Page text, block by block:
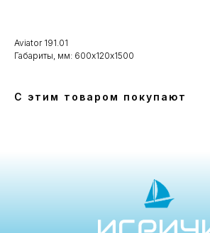
Aviator 191.01
Габариты, мм: 600х120х1500
С этим товаром покупают